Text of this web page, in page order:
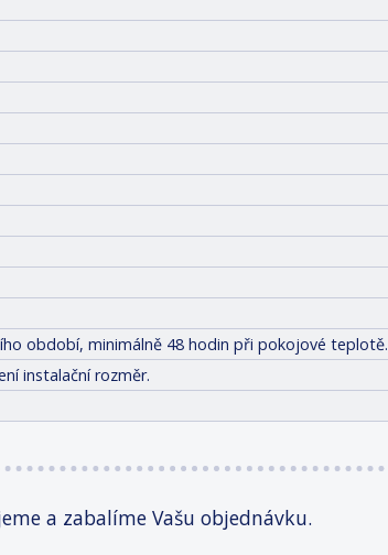
období, minimálně 48 hodin při pokojové teplotě.
instalační rozměr.
a zabalíme Vašu objednávku.